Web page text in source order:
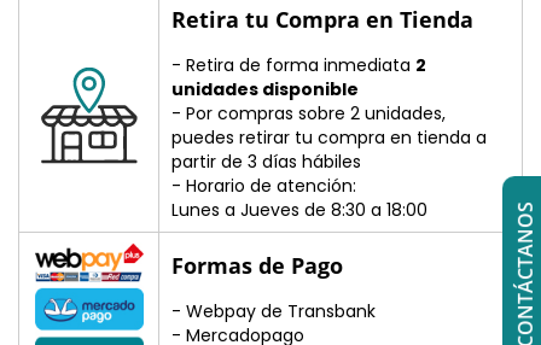
Retira tu Compra en Tienda
- Retira de forma inmediata 2
unidades disponible
- Por compras sobre 2 unidades,
puedes retirar tu compra en tienda a
partir de 3 días hábiles
- Horario de atención:
Lunes a Jueves de 8:30 a 18:00
Formas de Pago
- Webpay de Transbank
- Mercadopago
CONTÁCTANOS